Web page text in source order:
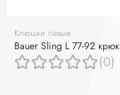
Клюшки левые
Bauer Sling L 77-92 крюк
(0)